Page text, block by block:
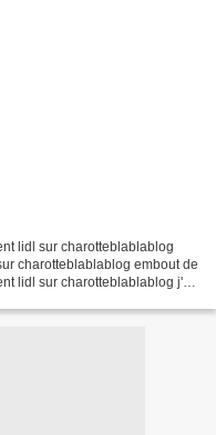
lidl sur charotteblablablog
charotteblablablog embout de
lidl sur charotteblablablog j'ai